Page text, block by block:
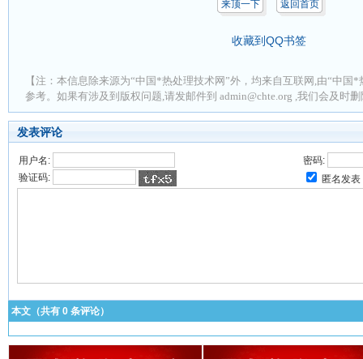
来顶一下 返回首页
收藏到QQ书签
【注：本信息除来源为“中国*热处理技术网”外，均来自互联网,由“中国
参考。如果有涉及到版权问题,请发邮件到 admin@chte.org ,我们会及时
发表评论
用户名:
密码:
验证码:
匿名发表
本文（共有 0 条评论）